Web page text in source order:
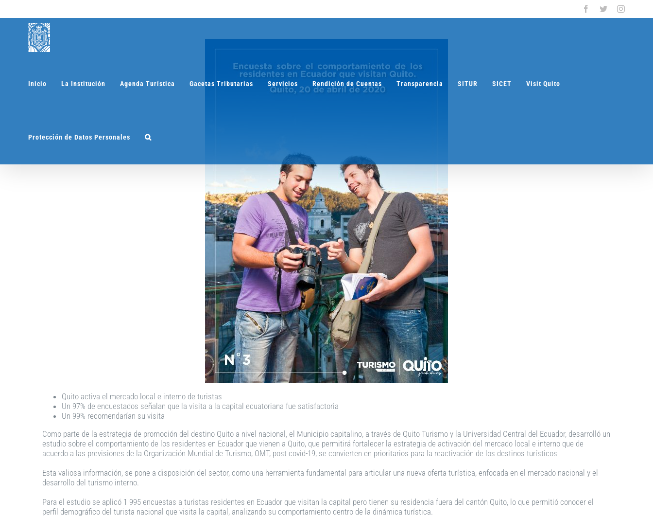
contenido
Facebook
Twitter
Inicio La Institución Agenda Turística Gacetas Tributarias Servicios Rendición de Cuentas Transparencia SITUR SICET Visit Quito
Protección de Datos Personales
Quito activa el mercado local e interno de turistas
Un 97% de encuestados señalan que la visita a la capital ecuatoriana fue satisfactoria
Un 99% recomendarían su visita
Como parte de la estrategia de promoción del destino Quito a nivel nacional, el Municipio capitalino, a través de Quito Turismo y la Universidad Central del Ecuador, desarrolló un
estudio sobre el comportamiento de los residentes en Ecuador que vienen a Quito, que permitirá fortalecer la estrategia de activación del mercado local e interno que de
acuerdo a las previsiones de la Organización Mundial de Turismo, OMT, post covid-19, se convierten en prioritarios para la reactivación de los destinos turísticos
Esta valiosa información, se pone a disposición del sector, como una herramienta fundamental para articular una nueva oferta turística, enfocada en el mercado nacional y el
desarrollo del turismo interno.
Para el estudio se aplicó 1 995 encuestas a turistas residentes en Ecuador que visitan la capital pero tienen su residencia fuera del cantón Quito, lo que permitió conocer el
perfil demográfico del turista nacional que visita la capital, analizando su comportamiento dentro de la dinámica turística.